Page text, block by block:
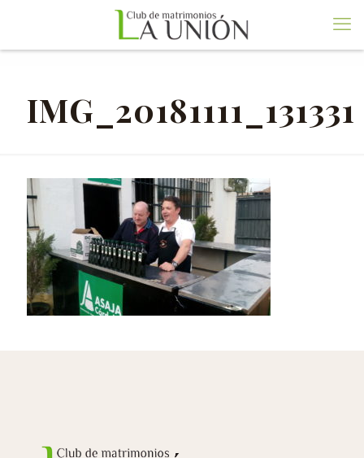
IMG_20181111_131331